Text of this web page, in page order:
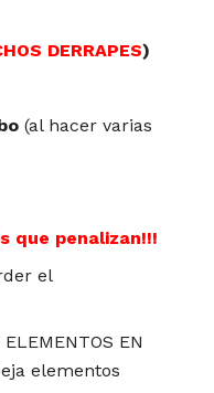
DERRAPES)
(al hacer varias
que penalizan!!!
el
ELEMENTOS EN
elementos